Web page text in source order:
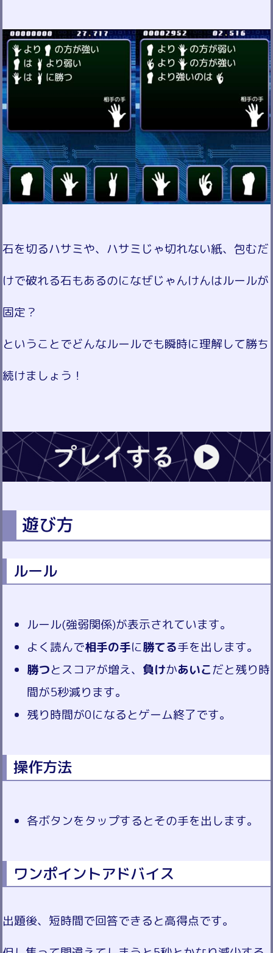
石を切るハサミや、ハサミじゃ切れない紙、包むだ
けで破れる石もあるのになぜじゃんけんはルールが
固定？
ということでどんなルールでも瞬時に理解して勝ち
続けましょう！
遊び方
ルール
ルール(強弱関係)が表示されています。
よく読んで相手の手に勝てる手を出します。
勝つとスコアが増え、 負けかあいこだと残り時
間が5秒減ります。
残り時間が0になるとゲーム終了です。
操作方法
各ボタンをタップするとその手を出します。
ワンポイントアドバイス
出題後、短時間で回答できると高得点です。